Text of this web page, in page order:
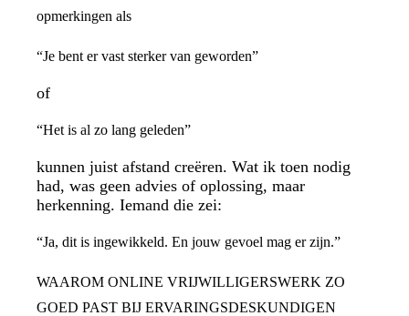
opmerkingen als
“Je bent er vast sterker van geworden”
of
“Het is al zo lang geleden”
kunnen juist afstand creëren. Wat ik toen nodig
had, was geen advies of oplossing, maar
herkenning. Iemand die zei:
“Ja, dit is ingewikkeld. En jouw gevoel mag er zijn.”
WAAROM ONLINE VRIJWILLIGERSWERK ZO
GOED PAST BIJ ERVARINGSDESKUNDIGEN